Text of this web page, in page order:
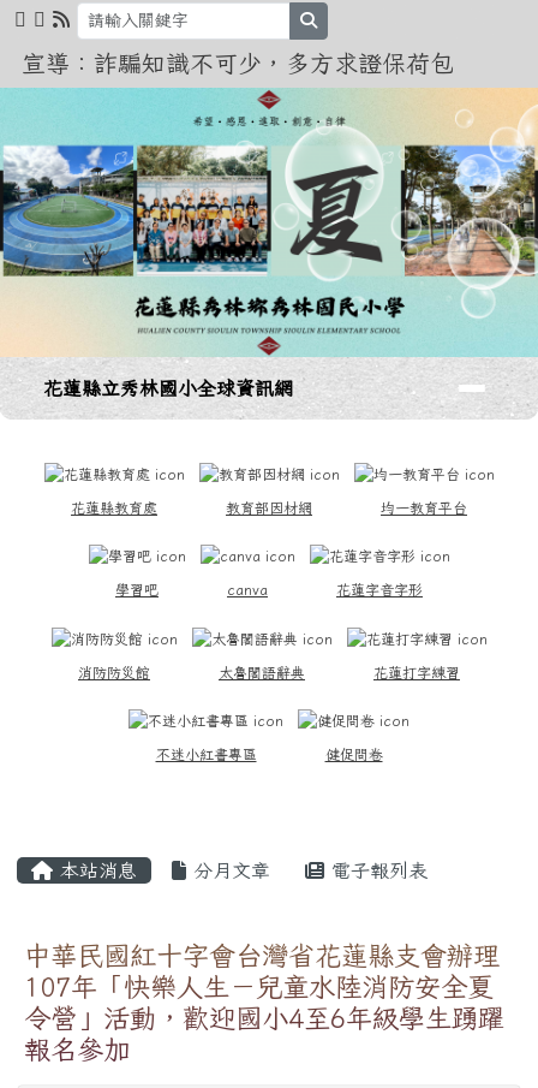
跳至主內容區
花蓮縣立秀林國小全球資訊網
宣導：詐騙知識不可少，多方求證保荷包
導覽列花蓮縣立秀林國小全球資訊網
花蓮縣教育處 教育部因材網 均一教育平台
學習吧 canva 花蓮字音字形
消防防災館 太魯閣語辭典 花蓮打字練習
不迷小紅書專區 健促問卷
本站消息 分月文章 電子報列表
中華民國紅十字會台灣省花蓮縣支會辦理
107年「快樂人生－兒童水陸消防安全夏
令營」活動，歡迎國小4至6年級學生踴躍
報名參加